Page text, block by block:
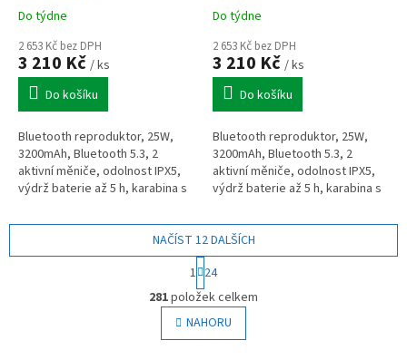
Do týdne
2 653 Kč bez DPH
3 210 Kč / ks
Do košíku
Bluetooth reproduktor, 25W,
3200mAh, Bluetooth 5.3, 2
aktivní měniče, odolnost IPX5,
výdrž baterie až 5 h, karabina s
Do týdne
2 653 Kč bez DPH
3 210 Kč / ks
Do košíku
Bluetooth reproduktor, 25W,
3200mAh, Bluetooth 5.3, 2
aktivní měniče, odolnost IPX5,
výdrž baterie až 5 h, karabina s
O
v
l
á
NAČÍST 12 DALŠÍCH
S
t
r
á
n
k
1 24
281položek celkem
NAHORU